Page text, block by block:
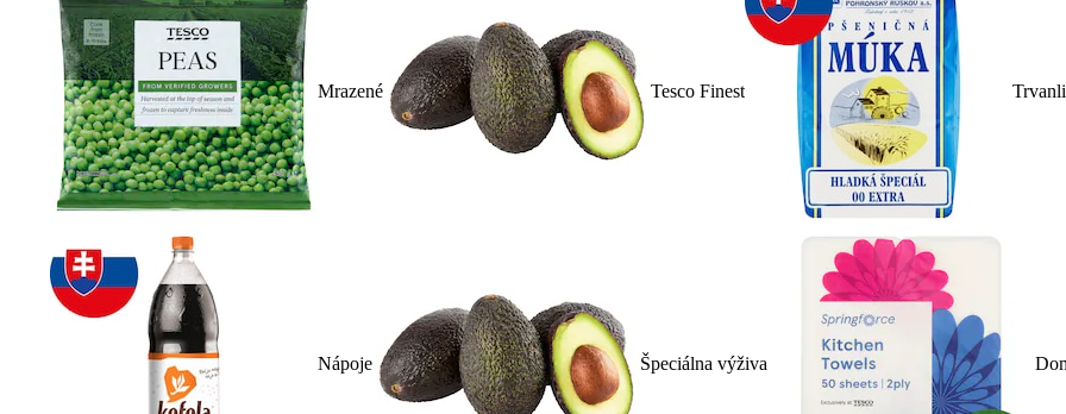
Mrazené Tesco Finest
Nápoje Špeciálna výživa